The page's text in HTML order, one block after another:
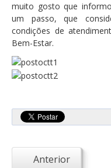
Notícias
Sondagens
ZêzereTV
SERVIÇOS
Abastecimento de
Qualidade da Água
muito gosto que
um passo, que
condições de
Bem-Estar.
Anterior